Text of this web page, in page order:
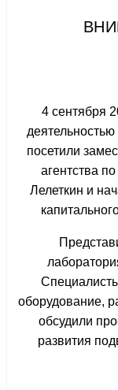
4 сентября
посетили
агентства
Лелеткин и
оборудование,
обсудили
развития